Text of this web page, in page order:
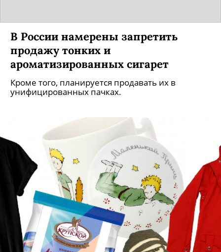
В России намерены запретить
продажу тонких и
ароматизированных сигарет
Кроме того, планируется продавать их в
унифицированных пачках.